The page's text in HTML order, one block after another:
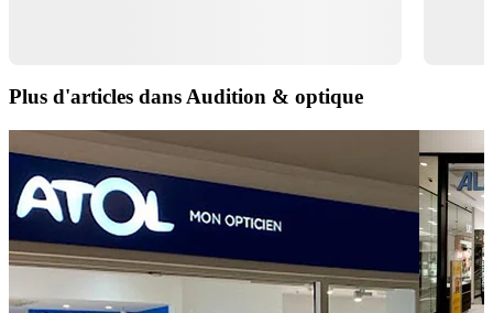
Plus d'articles dans Audition & optique